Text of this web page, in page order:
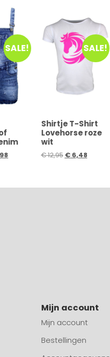
SALE! SALE!
Shirtje T-Shirt
Lovehorse roze
wit
€12,95 €6,48
Mijn account
Mijn account
Bestellingen